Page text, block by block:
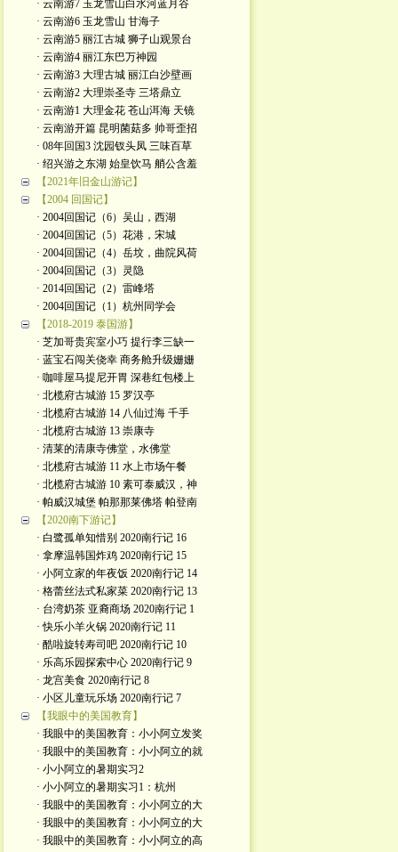
· 云南游7 玉龙雪山白水河蓝月谷
· 云南游6 玉龙雪山 甘海子
· 云南游5 丽江古城 狮子山观景台
· 云南游4 丽江东巴万神园
· 云南游3 大理古城 丽江白沙壁画
· 云南游2 大理崇圣寺 三塔鼎立
· 云南游1 大理金花 苍山洱海 天镜
· 云南游开篇 昆明菌菇多 帅哥歪招
· 08年回国3 沈园钗头凤 三味百草
· 绍兴游之东湖 始皇饮马 艄公含羞
【2021年旧金山游记】
【2004 回国记】
· 2004回国记（6）吴山，西湖
· 2004回国记（5）花港，宋城
· 2004回国记（4）岳坟，曲院风荷
· 2004回国记（3）灵隐
· 2014回国记（2）雷峰塔
· 2004回国记（1）杭州同学会
【2018-2019 泰国游】
· 芝加哥贵宾室小巧 提行李三缺一
· 蓝宝石闯关侥幸 商务舱升级姗姗
· 咖啡屋马提尼开胃 深巷红包楼上
· 北榄府古城游 15 罗汉亭
· 北榄府古城游 14 八仙过海 千手
· 北榄府古城游 13 崇康寺
· 清莱的清康寺佛堂，水佛堂
· 北榄府古城游 11 水上市场午餐
· 北榄府古城游 10 素可泰威汉，神
· 帕威汉城堡 帕那那莱佛塔 帕登南
【2020南下游记】
· 白鹭孤单知惜别 2020南行记 16
· 拿摩温韩国炸鸡 2020南行记 15
· 小阿立家的年夜饭 2020南行记 14
· 格蕾丝法式私家菜 2020南行记 13
· 台湾奶茶 亚裔商场 2020南行记 1
· 快乐小羊火锅 2020南行记 11
· 酷啦旋转寿司吧 2020南行记 10
· 乐高乐园探索中心 2020南行记 9
· 龙宫美食 2020南行记 8
· 小区儿童玩乐场 2020南行记 7
【我眼中的美国教育】
· 我眼中的美国教育：小小阿立发奖
· 我眼中的美国教育：小小阿立的就
· 小小阿立的暑期实习2
· 小小阿立的暑期实习1：杭州
· 我眼中的美国教育：小小阿立的大
· 我眼中的美国教育：小小阿立的大
· 我眼中的美国教育：小小阿立的高